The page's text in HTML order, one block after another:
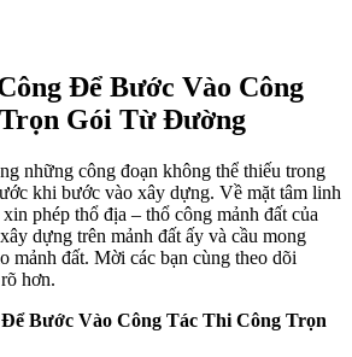
Để Bước Vào Công
Trọn Gói Từ Đường
những công đoạn không thể thiếu trong
khi bước vào xây dựng. Về mặt tâm linh
phép thổ địa – thổ công mảnh đất của
dựng trên mảnh đất ấy và cầu mong
mảnh đất. Mời các bạn cùng theo dõi
hơn.
Bước Vào Công Tác Thi Công Trọn